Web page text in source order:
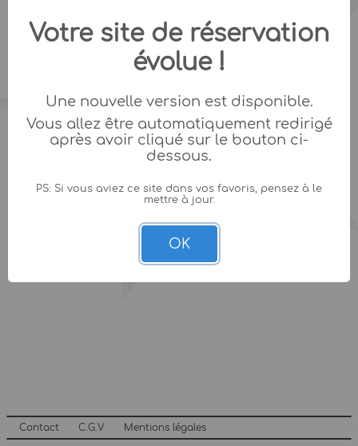
Contact C.G.V Mentions légales
Votre site de réservation
évolue !
Une nouvelle version est disponible.
Vous allez être automatiquement redirigé
après avoir cliqué sur le bouton ci-
dessous.
PS: Si vous aviez ce site dans vos favoris, pensez à le
mettre à jour.
OK